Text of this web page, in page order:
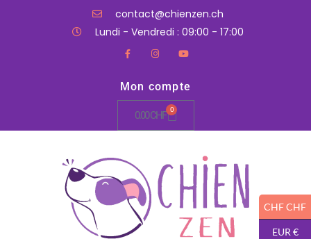
contact@chienzen.ch
Lundi - Vendredi : 09:00 - 17:00
Mon compte
0.00CHF 0
CHF CHF
EUR €